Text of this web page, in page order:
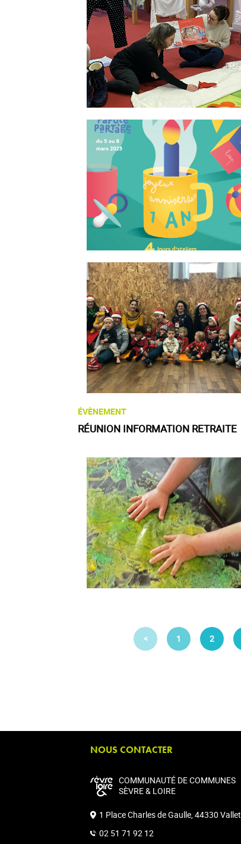
ÉVÈNEMENT
RÉUNION INFORMATION RETRAITE
< 1 2
NOUS CONTACTER
COMMUNAUTÉ DE COMMUNES
SÈVRE & LOIRE
1 Place Charles de Gaulle, 44330 Vallet
02 51 71 92 12